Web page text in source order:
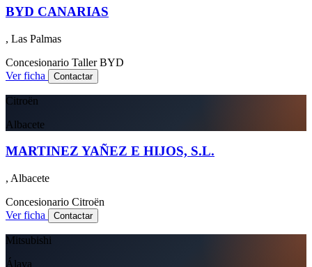
BYD CANARIAS
, Las Palmas
Concesionario Taller BYD
Ver ficha
Contactar
Citroën
Albacete
MARTINEZ YAÑEZ E HIJOS, S.L.
, Albacete
Concesionario Citroën
Ver ficha
Contactar
Mitsubishi
Álava